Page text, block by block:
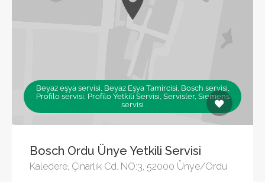
Beyaz eşya servisi, Beyaz Eşya Tamircisi, Bosch servisi,
Profilo servisi, Profilo Yetkili Servisi, Servisler, Siemens
servisi
Bosch Ordu Ünye Yetkili Servisi
Kaledere, Çınarlık Cd. NO:3, 52000 Ünye/Ordu